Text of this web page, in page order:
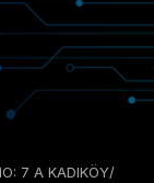
7 A KADIKÖY/